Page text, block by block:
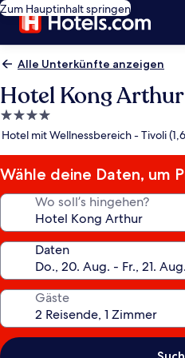
Zum Hauptinhalt springen
Alle Unterkünfte anzeigen
Hotel Kong Arthur
4.0-
Sterne-
Hotel mit Wellnessbereich - Tivoli
Wähle deine Daten, um
Wo soll’s hingehen?
Daten
Gäste